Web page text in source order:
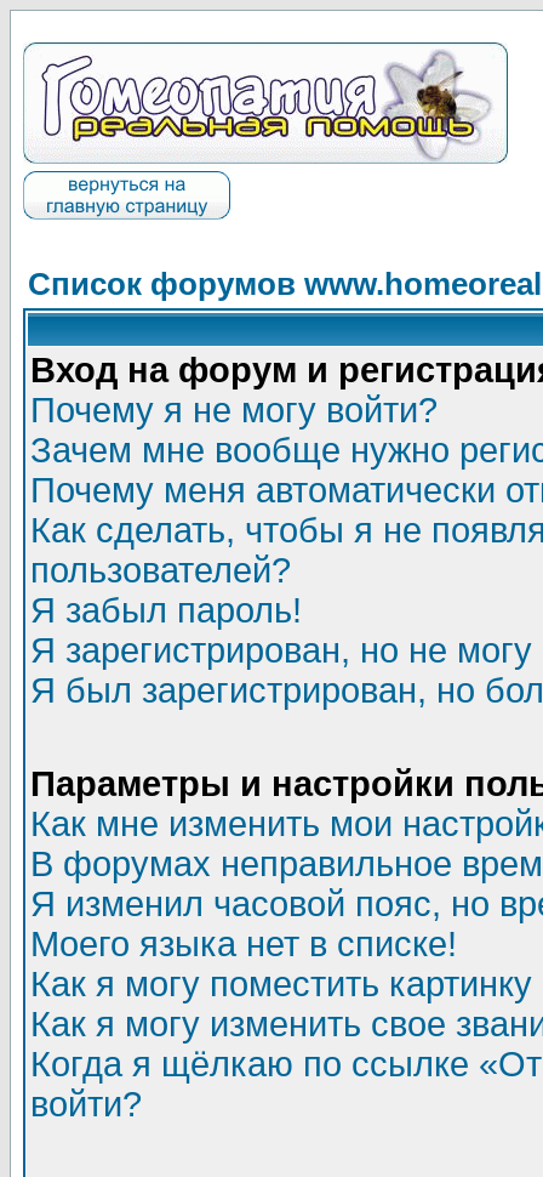
Список форумов
Вход на форум и
Почему я не могу войти?
Зачем мне вообще нужно
Почему меня автоматически
Как сделать, чтобы я не
пользователей?
Я забыл пароль!
Я зарегистрирован, но не могу
Я был зарегистрирован, но
Параметры и настройки
Как мне изменить мои
В форумах неправильное
Я изменил часовой пояс, но
Моего языка нет в списке!
Как я могу поместить
Как я могу изменить свое
Когда я щёлкаю по ссылке
войти?